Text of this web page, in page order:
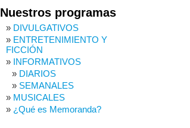
Nuestros programas
DIVULGATIVOS
ENTRETENIMIENTO Y
FICCIÓN
INFORMATIVOS
DIARIOS
SEMANALES
MUSICALES
¿Qué es Memoranda?